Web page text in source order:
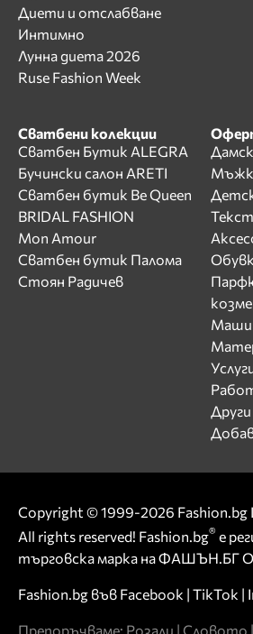
Диети и отслабване
Интимно
Лунна диета 2026
Ruse Fashion Week
Сватбени колекции
Сватбен Бутик ALEGRA
Бучински салон ARETI
Сватбен бутик Be Queen
BRIDAL FASHION
Mon Amour
Сватбен бутик Палома
Стоян Радичев
Copyright © 1999-2026 Fashion.bg
All rights reserved! Fashion.bg® е
търговска марка на ФАШЪН.БГ
Fashion.bg във Facebook | TikTok |
Препоръчваме: Розали | Словото |